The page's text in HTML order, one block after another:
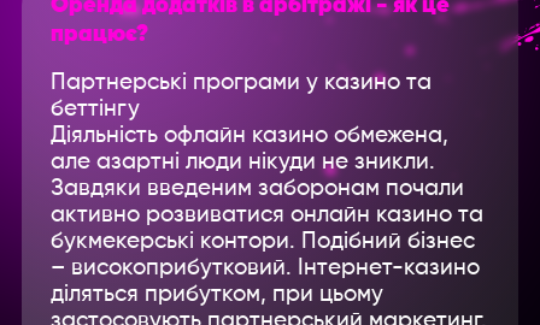
Введите название партнерки,
Оренда додатків в арбітражі - як це
працює?
Партнерські програми у казино та
беттінгу
Діяльність офлайн казино обмежена,
але азартні люди нікуди не зникли.
Завдяки введеним заборонам почали
активно розвиватися онлайн казино та
букмекерські контори. Подібний бізнес
– високоприбутковий. Інтернет-казино
діляться прибутком, при цьому